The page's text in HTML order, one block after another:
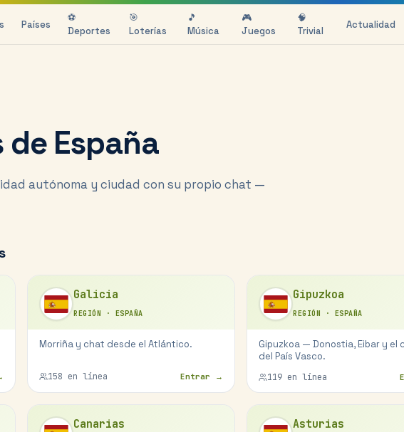
Países
⚽
Deportes
🎯
Loterías
🎵
Música
🎮
Juegos
🧠
Trivial
Actualidad
España
autónoma y ciudad con su propio chat —
Galicia
REGIÓN · ESPAÑA
Morriña y chat desde el Atlántico.
158 en línea Entrar →
Gipuzkoa
REGIÓN · ESPAÑA
Gipuzkoa — Donostia, Eibar y el
del País Vasco.
119 en línea
Canarias Asturias